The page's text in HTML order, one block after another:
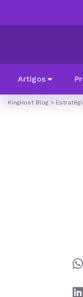
Artigos
KingHost Blog >